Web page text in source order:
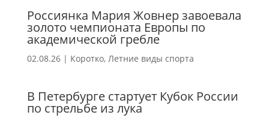
Россиянка Мария Жовнер завоевала
золото чемпионата Европы по
академической гребле
02.08.26| Коротко, Летние виды спорта
В Петербурге стартует Кубок России
по стрельбе из лука